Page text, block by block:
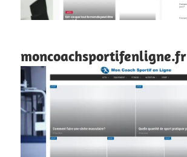
moncoachsportifenligne.fr